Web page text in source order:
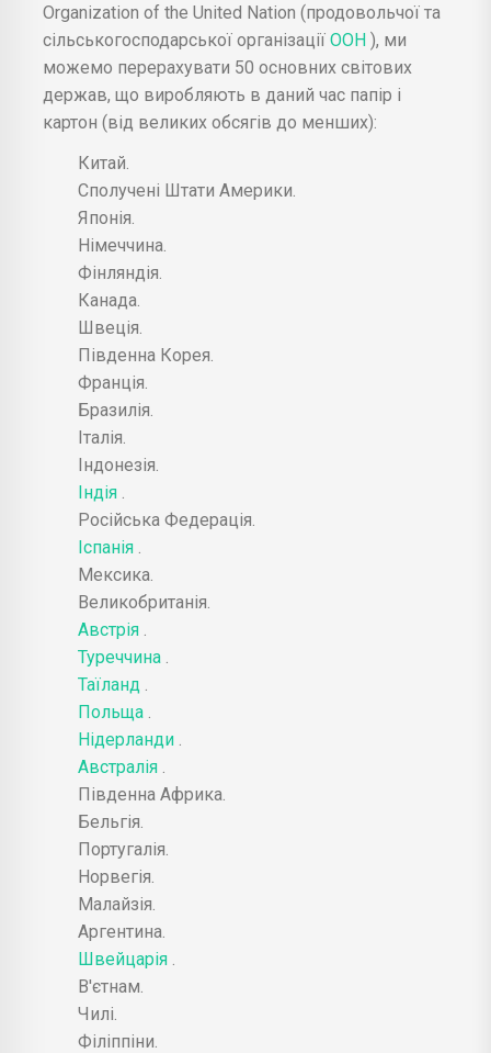
Organization of the United Nation (продовольчої та
сільськогосподарської організації ООН ), ми
можемо перерахувати 50 основних світових
держав, що виробляють в даний час папір і
картон (від великих обсягів до менших):
Китай.
Сполучені Штати Америки.
Японія.
Німеччина.
Фінляндія.
Канада.
Швеція.
Південна Корея.
Франція.
Бразилія.
Італія.
Індонезія.
Індія
Російська Федерація.
Іспанія
Мексика.
Великобританія.
Австрія
Туреччина
Таїланд
Польща
Нідерланди
Австралія
Південна Африка.
Бельгія.
Португалія.
Норвегія.
Малайзія.
Аргентина.
Швейцарія
В'єтнам.
Чилі.
Філіппіни.